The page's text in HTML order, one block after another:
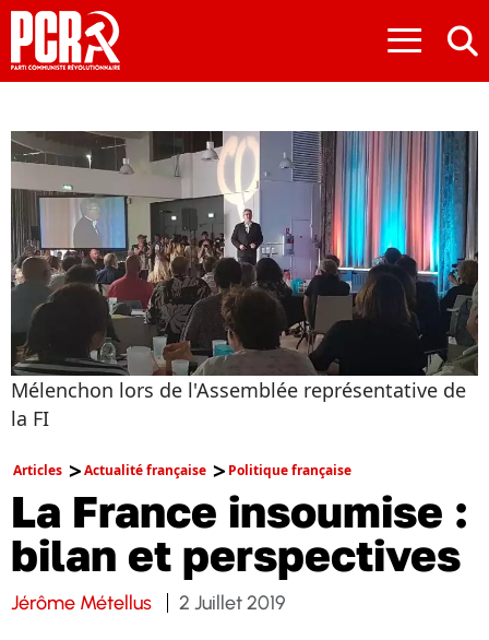
≡
Mélenchon lors de l'Assemblée représentative de
la FI
Articles Actualité française Politique française
La France insoumise :
bilan et perspectives
Jérôme Métellus 2 Juillet 2019